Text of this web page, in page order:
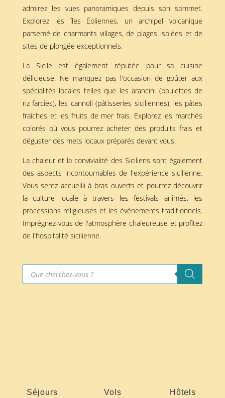
admirez les vues panoramiques depuis son sommet.
Explorez les îles Éoliennes, un archipel volcanique
parsemé de charmants villages, de plages isolées et de
sites de plongée exceptionnels.
La Sicile est également réputée pour sa cuisine
délicieuse. Ne manquez pas l'occasion de goûter aux
spécialités locales telles que les arancini (boulettes de
riz farcies), les cannoli (pâtisseries siciliennes), les pâtes
fraîches et les fruits de mer frais. Explorez les marchés
colorés où vous pourrez acheter des produits frais et
déguster des mets locaux préparés devant vous.
La chaleur et la convivialité des Siciliens sont également
des aspects incontournables de l'expérience sicilienne.
Vous serez accueilli à bras ouverts et pourrez découvrir
la culture locale à travers les festivals animés, les
processions religieuses et les événements traditionnels.
Imprégnez-vous de l'atmosphère chaleureuse et profitez
de l'hospitalité sicilienne.
Recherche
produits
Séjours Vols Hôtels